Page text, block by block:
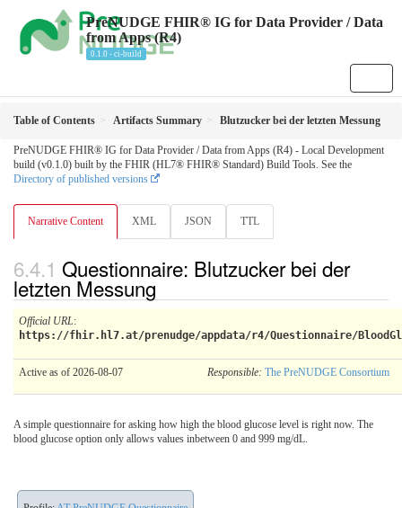
PreNUDGE FHIR® IG for Data Provider / Data
from Apps (R4)
0.1.0 - ci-build
Table of Contents Artifacts Summary Blutzucker bei der letzten Messung
PreNUDGE FHIR® IG for Data Provider / Data from Apps (R4) - Local Development
build (v0.1.0) built by the FHIR (HL7® FHIR® Standard) Build Tools. See the
Directory of published versions
Narrative Content XML JSON TTL
Questionnaire: Blutzucker bei der
letzten Messung
Official URL:
https://fhir.hl7.at/prenudge/appdata/r4/Questionnaire/
Active as of 2026-08-07 Responsible: The PreNUDGE Consortium
A simple questionnaire for asking how high the blood glucose level is right now. The
blood glucose option only allows values inbetween 0 and 999 mg/dL.